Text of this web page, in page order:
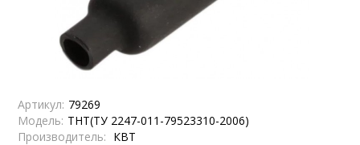
Артикул: 79269
Модель: ТНТ(ТУ 2247-011-79523310-2006)
Производитель: КВТ